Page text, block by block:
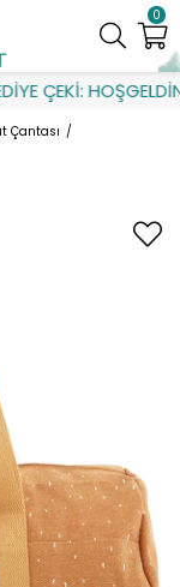
ÇEKİ: HOŞGELDİN
0
Çantası